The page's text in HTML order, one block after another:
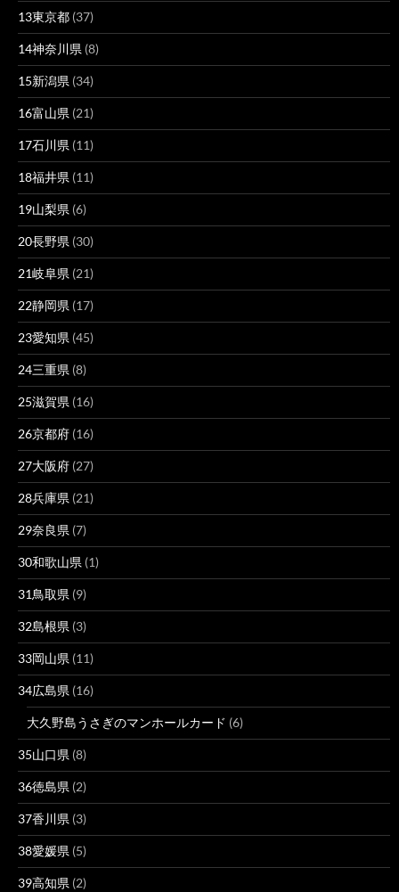
13東京都 (37)
14神奈川県 (8)
15新潟県 (34)
16富山県 (21)
17石川県 (11)
18福井県 (11)
19山梨県 (6)
20長野県 (30)
21岐阜県 (21)
22静岡県 (17)
23愛知県 (45)
24三重県 (8)
25滋賀県 (16)
26京都府 (16)
27大阪府 (27)
28兵庫県 (21)
29奈良県 (7)
30和歌山県 (1)
31鳥取県 (9)
32島根県 (3)
33岡山県 (11)
34広島県 (16)
大久野島うさぎのマンホールカード (6)
35山口県 (8)
36徳島県 (2)
37香川県 (3)
38愛媛県 (5)
39高知県 (2)